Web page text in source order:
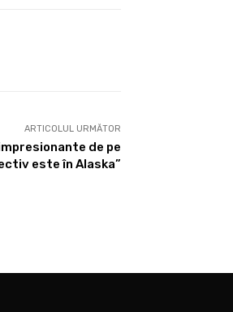
ARTICOLUL URMĂTOR
de pe
este în Alaska”